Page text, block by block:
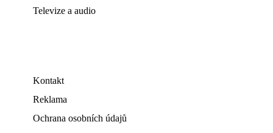
Televize a audio
Kontakt
Reklama
Ochrana osobních údajů